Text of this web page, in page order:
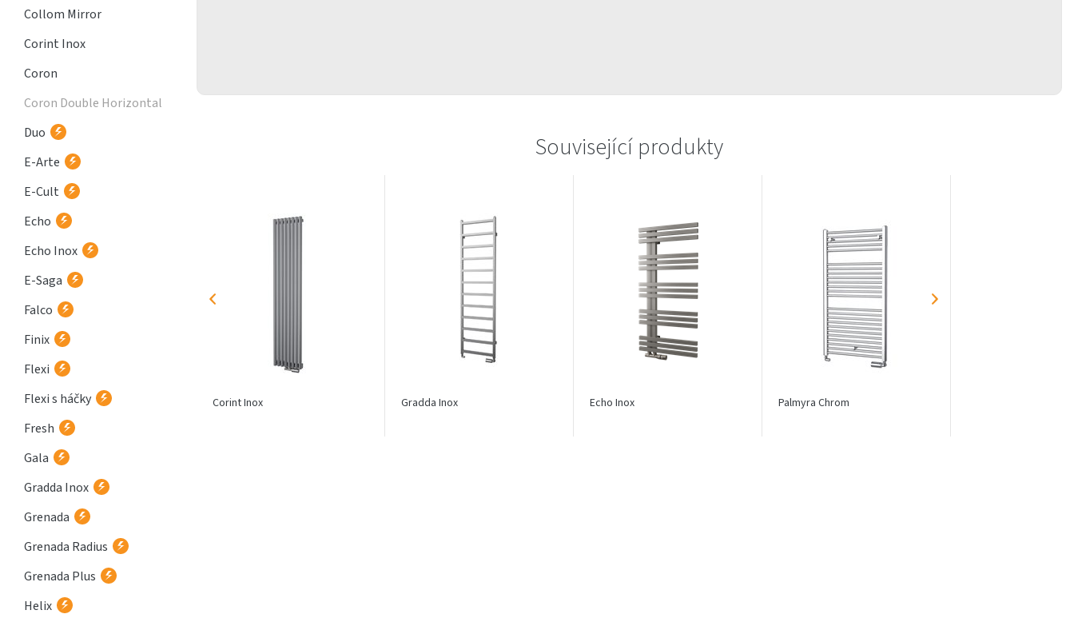
Collom Mirror
Corint Inox
Coron
Coron Double Horizontal
Duo
E-Arte
E-Cult
Echo
Echo Inox
E-Saga
Falco
Finix
Flexi
Flexi s háčky
Fresh
Gala
Gradda Inox
Grenada
Grenada Radius
Grenada Plus
Helix
Související produkty
Atria Corint Inox Gradda Inox Echo Inox Palmyra Chrom